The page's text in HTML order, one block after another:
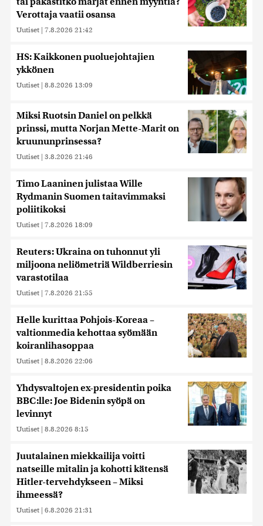
Verottaja vaatii osansa
Uutiset | 7.8.2026 21:42
HS: Kaikkonen puoluejohtajien
ykkönen
Uutiset | 8.8.2026 13:09
Miksi Ruotsin Daniel on pelkkä
prinssi, mutta Norjan Mette-Marit on
kruununprinsessa?
Uutiset | 3.8.2026 21:46
Timo Laaninen julistaa Wille
Rydmanin Suomen taitavimmaksi
poliitikoksi
Uutiset | 7.8.2026 18:09
Reuters: Ukraina on tuhonnut yli
miljoona neliömetriä Wildberriesin
varastotilaa
Uutiset | 7.8.2026 21:55
Helle kurittaa Pohjois-Koreaa –
valtionmedia kehottaa syömään
koiranlihasoppaa
Uutiset | 8.8.2026 22:06
Yhdysvaltojen ex-presidentin poika
BBC:lle: Joe Bidenin syöpä on
levinnyt
Uutiset | 8.8.2026 8:15
Juutalainen miekkailija voitti
natseille mitalin ja kohotti kätensä
Hitler-tervehdykseen – Miksi
ihmeessä?
Uutiset | 6.8.2026 21:31